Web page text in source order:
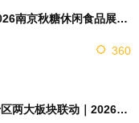
万亿赛道一站通吃，2026南京秋糖休闲食品展区4万㎡超大展馆等你来占位
360
健康食品及科技服务专区两大板块联动｜2026南京秋糖实现双向赋能助力企业对接技术资源